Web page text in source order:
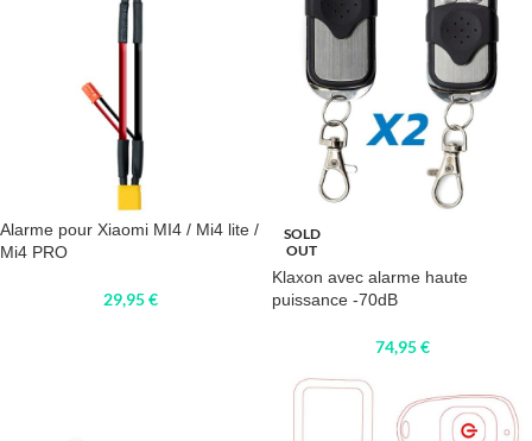
Alarme pour Xiaomi MI4 / Mi4 lite /
Mi4 PRO
29,95€
SOLD
OUT
Klaxon avec alarme haute
puissance -70dB
74,95€